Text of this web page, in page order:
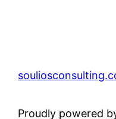
Proudly powered